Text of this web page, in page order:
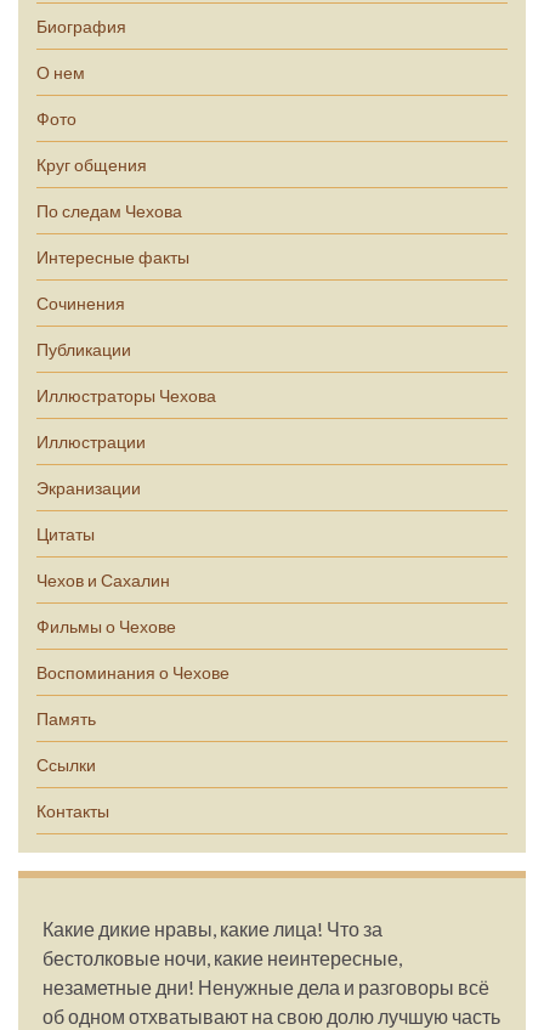
Биография
О нем
Фото
Круг общения
По следам Чехова
Интересные факты
Сочинения
Публикации
Иллюстраторы Чехова
Иллюстрации
Экранизации
Цитаты
Чехов и Сахалин
Фильмы о Чехове
Воспоминания о Чехове
Память
Ссылки
Контакты
Какие дикие нравы, какие лица! Что за
бестолковые ночи, какие неинтересные,
незаметные дни! Ненужные дела и разговоры всё
об одном отхватывают на свою долю лучшую часть